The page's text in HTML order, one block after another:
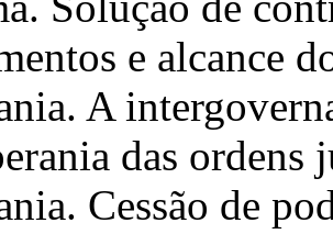
e alcance
A
das
Cessão de